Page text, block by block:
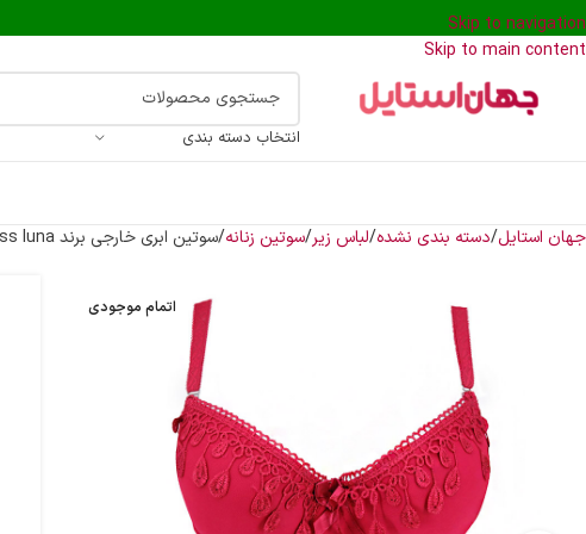
Skip to navigation
Skip to main content
انتخاب دسته بندی
جهان استایل دسته بندی نشده لباس زیر سوتین زنانه سوتین ابری خارجی برند Miss luna رنگ قرمز
اتمام موجودی